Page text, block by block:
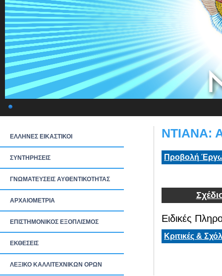
ΕΛΛΗΝΕΣ ΕΙΚΑΣΤΙΚΟΙ
ΣΥΝΤΗΡΗΣΕΙΣ
ΓΝΩΜΑΤΕΥΣΕΙΣ ΑΥΘΕΝΤΙΚΟΤΗΤΑΣ
ΑΡΧΑΙΟΜΕΤΡΙΑ
ΕΠΙΣΤΗΜΟΝΙΚΟΣ ΕΞΟΠΛΙΣΜΟΣ
ΕΚΘΕΣΕΙΣ
ΛΕΞΙΚΟ ΚΑΛΛΙΤΕΧΝΙΚΩΝ ΟΡΩΝ
ΝΤΙΑΝΑ:
Προβολή
Ειδικές
Κριτικές &